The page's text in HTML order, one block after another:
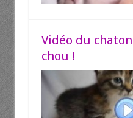
Vidéo du
chou !